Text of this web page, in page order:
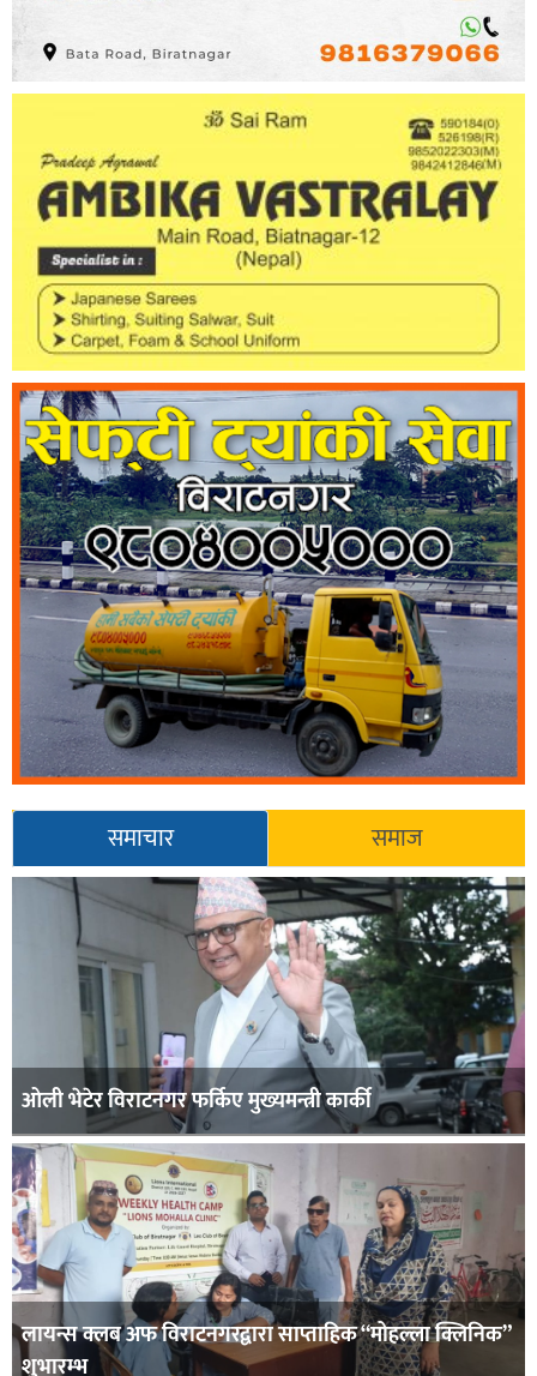
समाचार समाज
ओली भेटेर विराटनगर फर्किए मुख्यमन्त्री कार्की
लायन्स क्लब अफ विराटनगरद्वारा साप्ताहिक “मोहल्ला क्लिनिक”
शुभारम्भ